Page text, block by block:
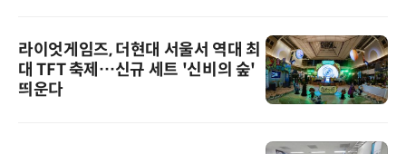
라이엇게임즈, 더현대 서울서 역대 최
대 TFT 축제…신규 세트 '신비의 숲'
띄운다